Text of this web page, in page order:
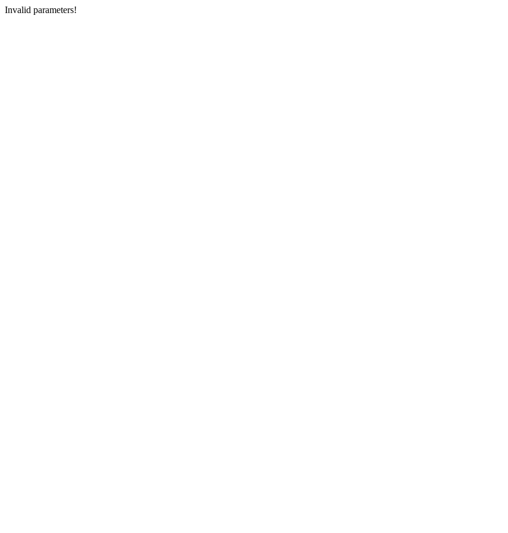
Invalid parameters!